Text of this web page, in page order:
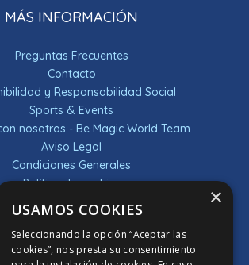
MÁS INFORMACIÓN
Preguntas Frecuentes
Contacto
y Responsabilidad Social
Sports & Events
nosotros - Be Magic World Team
Aviso Legal
Condiciones Generales
Política de cookies
Política de privacidad
Sorteos
DESCUBRE LA APP
×
USAMOS COOKIES
Seleccionando la opción “Aceptar las
cookies”, nos presta su consentimiento